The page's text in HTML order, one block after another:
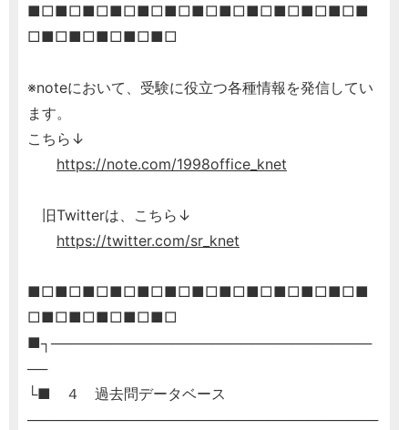
■□■□■□■□■□■□■□■□■□■□■□■□■
□■□■□■□■□■□
※noteにおいて、受験に役立つ各種情報を発信してい
ます。
こちら↓
https://note.com/1998office_knet
旧Twitterは、こちら↓
https://twitter.com/sr_knet
■□■□■□■□■□■□■□■□■□■□■□■□■
□■□■□■□■□■□
■┐────────────────────────────────
──
└■ ４ 過去問データベース
───────────────────────────────────